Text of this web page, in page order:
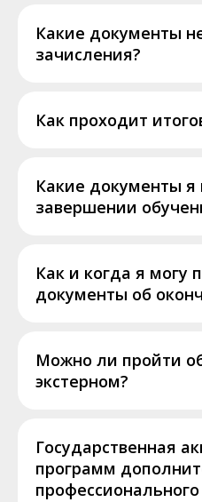
Какие документы
зачисления?
Как проходит
Какие документы я
завершении
Как и когда я могу
документы об
Можно ли пройти
экстерном?
Государственная
программ